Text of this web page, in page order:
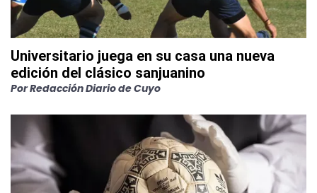
Universitario juega en su casa una nueva
edición del clásico sanjuanino
PorRedacción Diario de Cuyo